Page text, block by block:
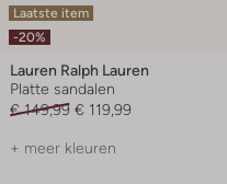
Laatste item
-20%
Lauren Ralph Lauren
Platte sandalen
€ 149,99 € 119,99
+ meer kleuren